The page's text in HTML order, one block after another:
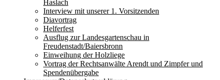
Haslach
Interview mit unserer 1. Vorsitzenden
Diavortrag
Helferfest
Ausflug zur Landesgartenschau in
Freudenstadt/Baiersbronn
Einweihung der Holzliege
Vortrag der Rechtsanwälte Arendt und Zimpfer und
Spendenübergabe